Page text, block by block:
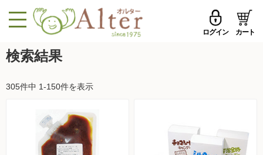
ログイン カート
メールアドレス
メールアドレスを保存する
MENU
トップページへ戻る
セール品・おすすめ
お試しセット
検索結果
305件中 1-150件を表示